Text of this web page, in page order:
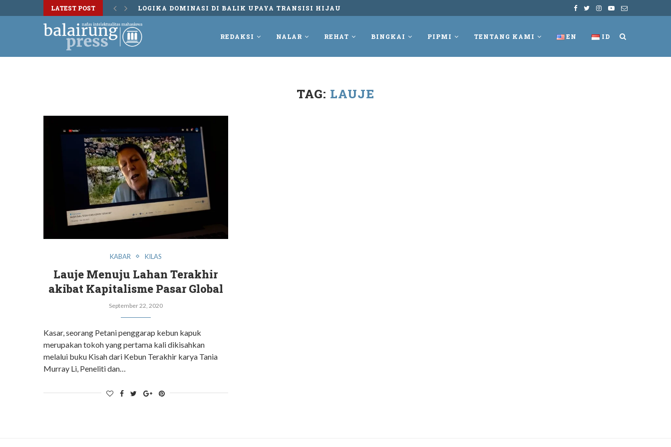
LATEST POST LOGIKA DOMINASI DI BALIK UPAYA TRANSISI HIJAU
REDAKSI NALAR REHAT BINGKAI PIPMI TENTANG KAMI EN ID
TAG: LAUJE
KABAR KILAS
Lauje Menuju Lahan Terakhir
akibat Kapitalisme Pasar Global
September 22, 2020
Kasar, seorang Petani penggarap kebun kapuk
merupakan tokoh yang pertama kali dikisahkan
melalui buku Kisah dari Kebun Terakhir karya Tania
Murray Li, Peneliti dan…